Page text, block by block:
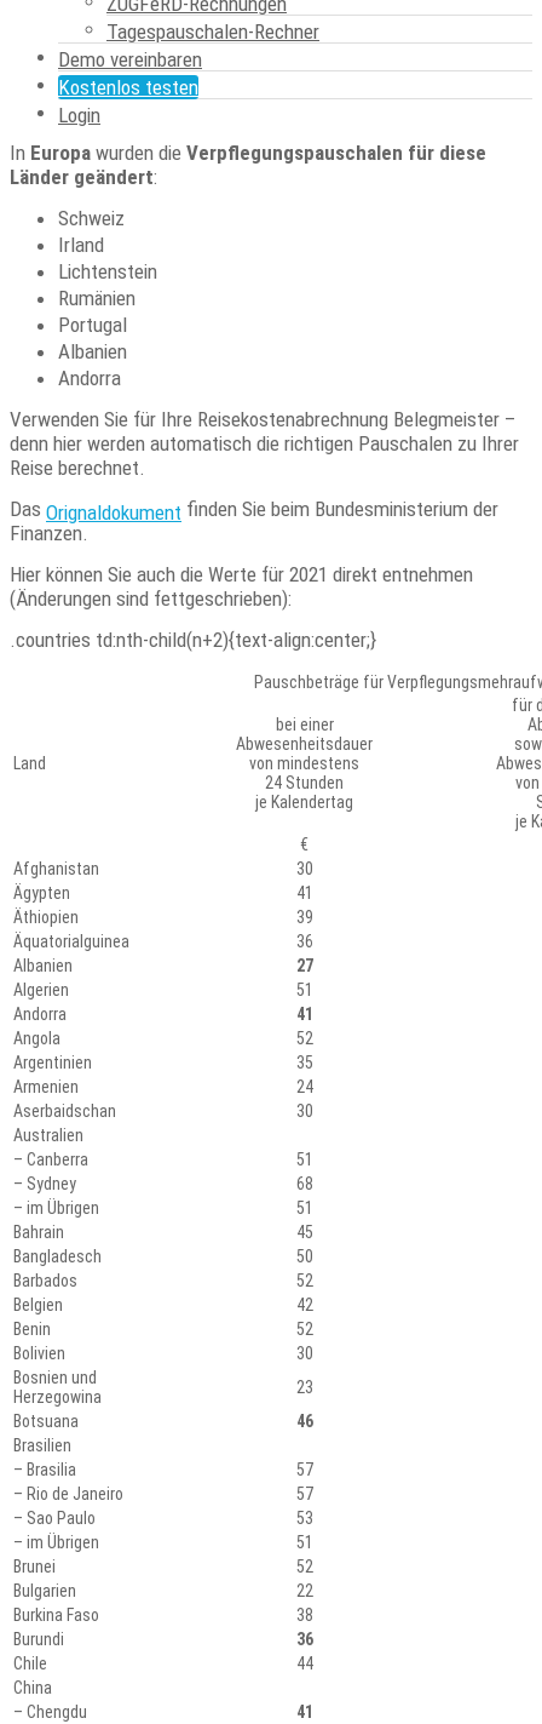
Tagespauschalen-Rechner
Demo vereinbaren
Kostenlos testen
Login
Eine Reise von:
Montag 8 Uhr bis Mittwoch 6 Uhr entspricht: 2*14 € + 1*28 € = 56
Montag 22 Uhr bis Dienstag 18 Uhr entspricht: 2*14 € = 28 €
Montag 8 Uhr bis Montag 20 Uhr: 14 €
In Europa wurden die Verpflegungspauschalen für diese
Länder geändert:
Schweiz
Irland
Lichtenstein
Rumänien
Portugal
Albanien
Andorra
Verwenden Sie für Ihre Reisekostenabrechnung Belegmeister –
denn hier werden automatisch die richtigen Pauschalen zu Ihrer
Reise berechnet.
Das Orignaldokument finden Sie beim Bundesministerium der
Finanzen.
Hier können Sie auch die Werte für 2021 direkt entnehmen
(Änderungen sind fettgeschrieben):
.countries td:nth-child(n+2){text-align:center;}
Land
Pauschbeträge für
bei einer
Abwesenheitsdauer
von mindestens
24 Stunden
je Kalendertag
für
je
€
Afghanistan
30
Ägypten
41
Äthiopien
39
Äquatorialguinea
36
Albanien
27
Algerien
51
Andorra
41
Angola
52
Argentinien
35
Armenien
24
Aserbaidschan
30
Australien
– Canberra
51
– Sydney
68
– im Übrigen
51
Bahrain
45
Bangladesch
50
Barbados
52
Belgien
42
Benin
52
Bolivien
30
Bosnien und
Herzegowina
23
Botsuana
46
Brasilien
– Brasilia
57
– Rio de Janeiro
57
– Sao Paulo
53
– im Übrigen
51
Brunei
52
Bulgarien
22
Burkina Faso
38
Burundi
36
Chile
44
China
– Chengdu
41